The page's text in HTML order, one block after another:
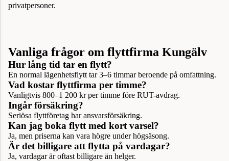
privatpersoner.
Vanliga frågor om flyttfirma Kungälv
Hur lång tid tar en flytt?
En normal lägenhetsflytt tar 3–6 timmar beroende på omfattning.
Vad kostar flyttfirma per timme?
Vanligtvis 800–1 200 kr per timme före RUT-avdrag.
Ingår försäkring?
Seriösa flyttföretag har ansvarsförsäkring.
Kan jag boka flytt med kort varsel?
Ja, men priserna kan vara högre under högsäsong.
Är det billigare att flytta på vardagar?
Ja, vardagar är oftast billigare än helger.